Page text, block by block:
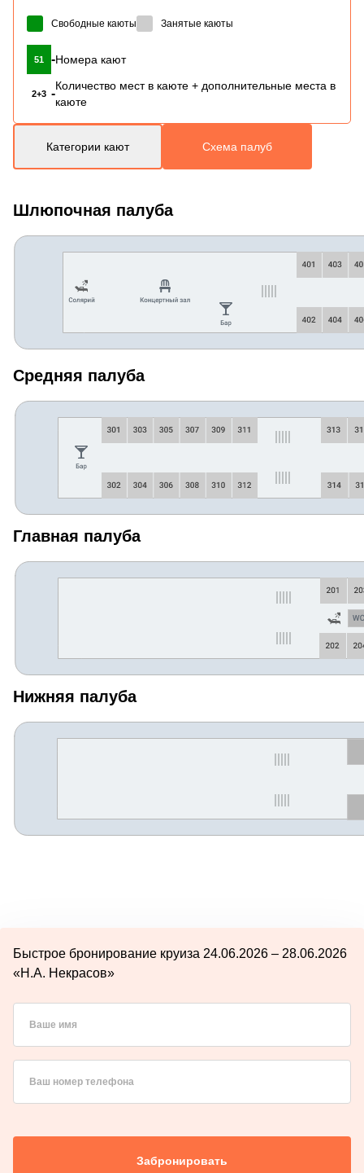
Свободные каюты Занятые каюты
51 -Номера кают
2+3 -
Количество мест в каюте + дополнительные места в
каюте
Категории кают Схема палуб
Шлюпочная палуба
Средняя палуба
Главная палуба
Нижняя палуба
Быстрое бронирование круиза 24.06.2026 – 28.06.2026
«Н.А. Некрасов»
Ваше имя
Ваш номер телефона
Забронировать